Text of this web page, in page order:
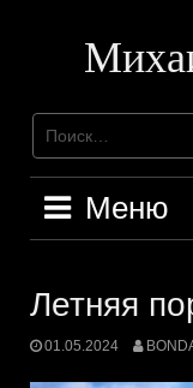
содержимому
Меню
Летняя
01.05.2024